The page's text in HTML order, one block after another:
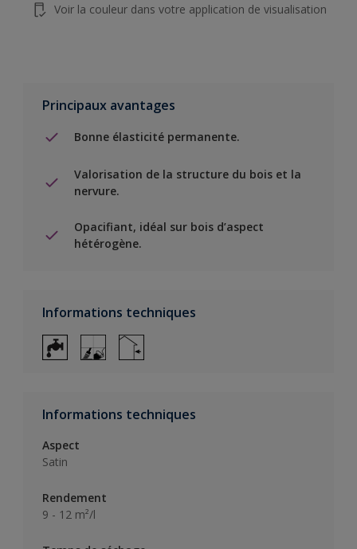
Voir la couleur dans votre application de visualisation
Principaux avantages
Bonne élasticité permanente.
Valorisation de la structure du bois et la
nervure.
Opacifiant, idéal sur bois d’aspect
hétérogène.
Informations techniques
Informations techniques
Aspect
Satin
Rendement
9 - 12 m²/l